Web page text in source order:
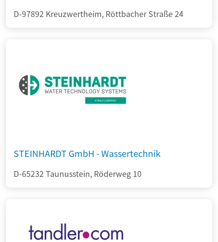
D-97892 Kreuzwertheim, Röttbacher Straße 24
STEINHARDT GmbH - Wassertechnik
D-65232 Taunusstein, Röderweg 10